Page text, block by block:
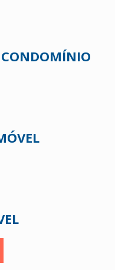
CONDOMÍNIO